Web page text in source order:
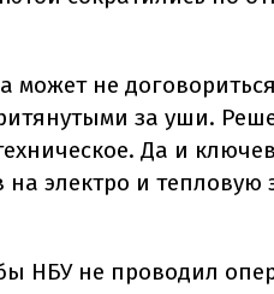
может не
за уши.
Да и
электро и тепловую
НБУ не проводил